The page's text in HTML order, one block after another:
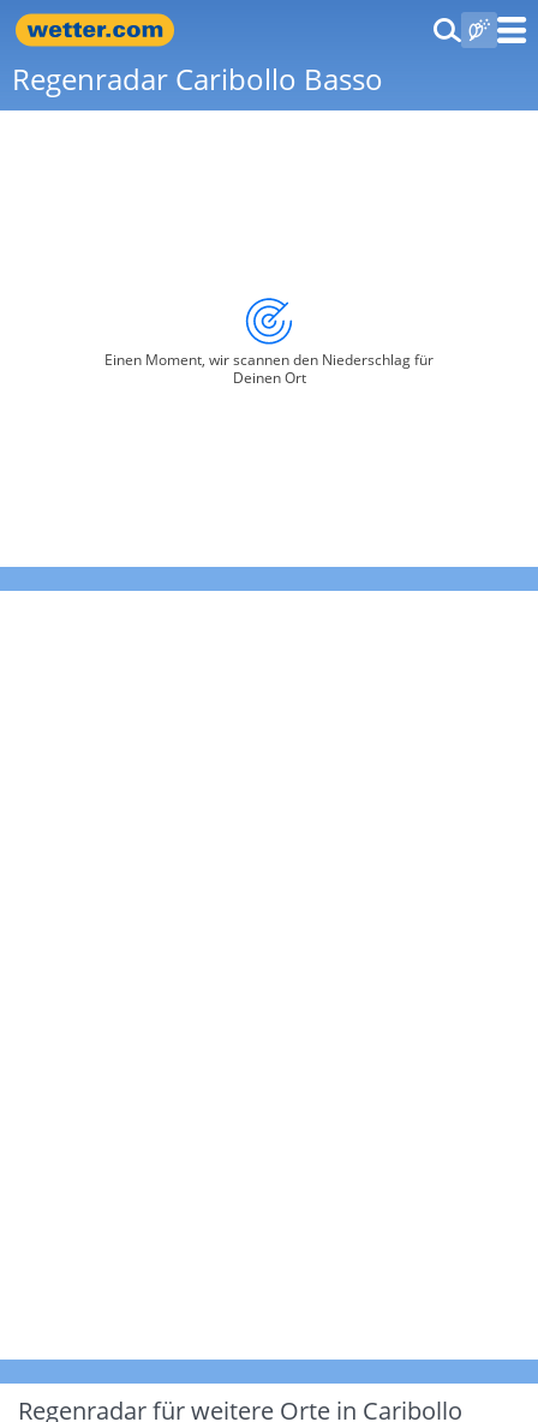
Regenradar Caribollo Basso
Einen Moment, wir scannen den Niederschlag für
Deinen Ort
Regenradar für weitere Orte in Caribollo